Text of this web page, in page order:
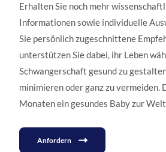
Erhalten Sie noch mehr
Informationen sowie individuelle
Sie persönlich zugeschnittene
unterstützen Sie dabei, ihr Leben
Schwangerschaft gesund zu
minimieren oder ganz zu vermeiden.
Monaten ein gesundes Baby zur
Anfordern